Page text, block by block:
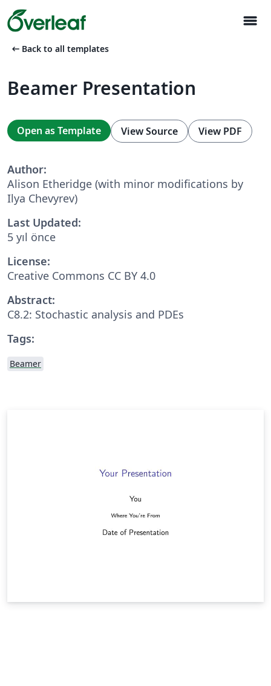
menu
arrow_left_alt Back to all templates
Beamer Presentation
Open as Template View Source View PDF
Author:
Alison Etheridge (with minor modifications by
Ilya Chevyrev)
Last Updated:
5 yıl önce
License:
Creative Commons CC BY 4.0
Abstract:
C8.2: Stochastic analysis and PDEs
Tags:
Beamer